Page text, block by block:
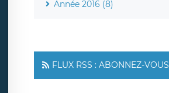
Année 2016 (8)
FLUX RSS : ABONNEZ-VOUS